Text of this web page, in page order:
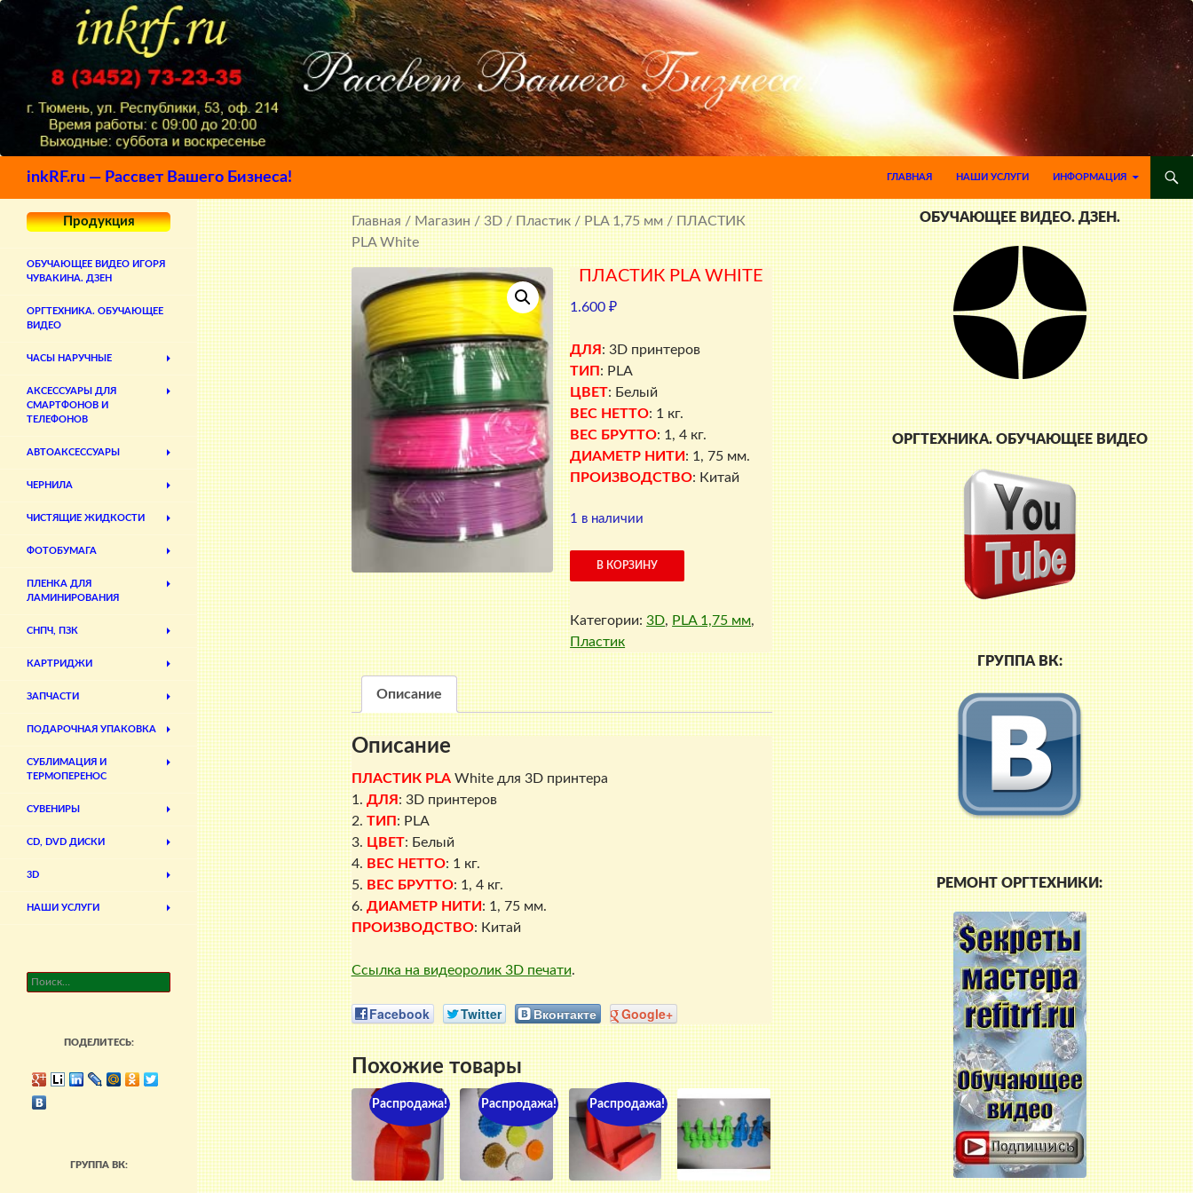
inkRF.ru — Рассвет Вашего Бизнеса!
ГЛАВНАЯ
НАШИ УСЛУГИ ИНФОРМАЦИЯ
Главная/Магазин/3D/Пластик/PLA 1,75 мм/ ПЛАСТИК
PLA White
ПЛАСТИК PLA WHITE
1.600₽
ДЛЯ : 3D принтеров
ТИП : PLA
ЦВЕТ: Белый
ВЕС НЕТТО: 1 кг.
ВЕС БРУТТО: 1, 4 кг.
ДИАМЕТР НИТИ : 1, 75 мм.
ПРОИЗВОДСТВО: Китай
1 в наличии
Количество
товара
ПЛАСТИК
PLA
White
В КОРЗИНУ
Категории:3D, PLA 1,75 мм,
Пластик
Описание
Описание
ПЛАСТИК PLAWhiteдля 3D принтера
1. ДЛЯ : 3D принтеров
2. ТИП : PLA
3. ЦВЕТ: Белый
4. ВЕС НЕТТО: 1 кг.
5. ВЕС БРУТТО: 1, 4 кг.
6. ДИАМЕТР НИТИ : 1, 75 мм.
ПРОИЗВОДСТВО: Китай
Ссылка на видеоролик 3D печати.
Facebook Twitter Вконтакте Google+
Похожие товары
Распродажа! Распродажа! Распродажа!
ОБУЧАЮЩЕЕ ВИДЕО. ДЗЕН.
ОРГТЕХНИКА. ОБУЧАЮЩЕЕ ВИДЕО
ГРУППА ВК:
РЕМОНТ ОРГТЕХНИКИ:
Продукция
ОБУЧАЮЩЕЕ ВИДЕО ИГОРЯ
ЧУВАКИНА. ДЗЕН
ОРГТЕХНИКА. ОБУЧАЮЩЕЕ
ВИДЕО
ЧАСЫ НАРУЧНЫЕ
АКСЕССУАРЫ ДЛЯ
СМАРТФОНОВ И
ТЕЛЕФОНОВ
АВТОАКСЕССУАРЫ
ЧЕРНИЛА
ЧИСТЯЩИЕ ЖИДКОСТИ
ФОТОБУМАГА
ПЛЕНКА ДЛЯ
ЛАМИНИРОВАНИЯ
СНПЧ, ПЗК
КАРТРИДЖИ
ЗАПЧАСТИ
ПОДАРОЧНАЯ УПАКОВКА
СУБЛИМАЦИЯ И
ТЕРМОПЕРЕНОС
СУВЕНИРЫ
CD, DVD ДИСКИ
3D
НАШИ УСЛУГИ
Найти:
ПОДЕЛИТЕСЬ:
ГРУППА ВК: